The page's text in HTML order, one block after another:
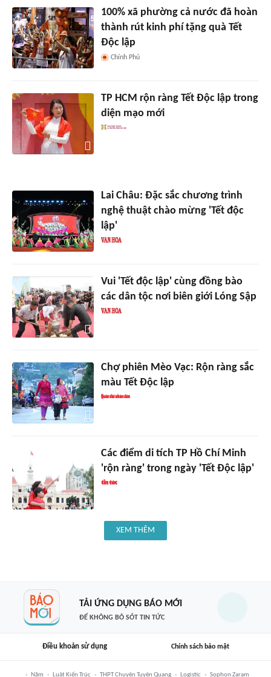
100% xã phường cả nước đã hoàn
thành rút kinh phí tặng quà Tết
Độc lập
Chính Phủ
TP HCM rộn ràng Tết Độc lập trong
diện mạo mới
Lai Châu: Đặc sắc chương trình
nghệ thuật chào mừng 'Tết độc
lập'
Vui 'Tết độc lập' cùng đồng bào
các dân tộc nơi biên giới Lóng Sập
Chợ phiên Mèo Vạc: Rộn ràng sắc
màu Tết Độc lập
Các điểm di tích TP Hồ Chí Minh
'rộn ràng' trong ngày 'Tết Độc lập'
XEM THÊM
TẢI ỨNG DỤNG BÁO MỚI
ĐỂ KHÔNG BỎ SÓT TIN TỨC
Điều khoản sử dụng Chính sách bảo mật
Năm Luật Kiến Trúc THPT Chuyên Tuyên Quang Logistic Sophon Zaram